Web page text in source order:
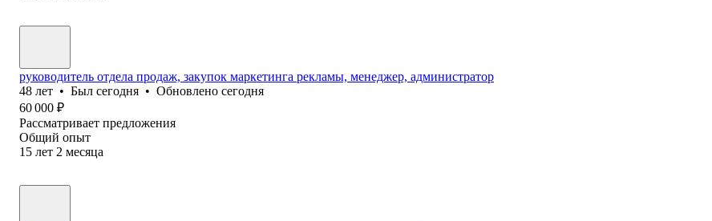
руководитель отдела продаж, закупок маркетинга рекламы, менеджер, администратор
48 лет • Был сегодня • Обновлено сегодня
60 000 ₽
Рассматривает предложения
Общий опыт
15 лет 2 месяца